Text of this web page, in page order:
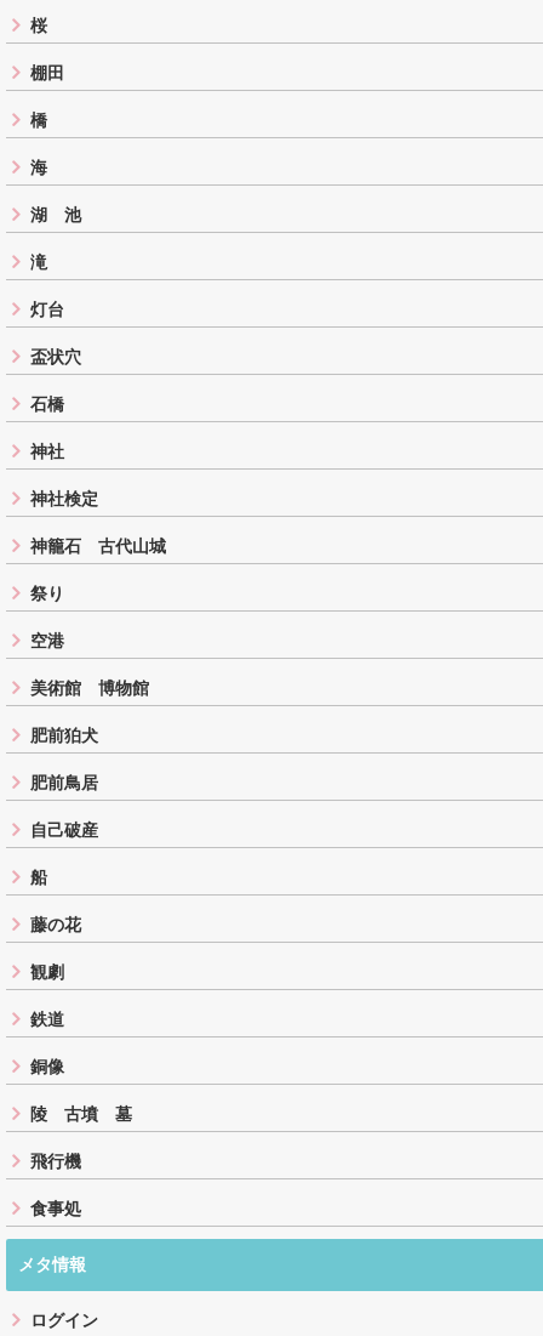
桜
棚田
橋
海
湖 池
滝
灯台
盃状穴
石橋
神社
神社検定
神籠石 古代山城
祭り
空港
美術館 博物館
肥前狛犬
肥前鳥居
自己破産
船
藤の花
観劇
鉄道
銅像
陵 古墳 墓
飛行機
食事処
メタ情報
ログイン